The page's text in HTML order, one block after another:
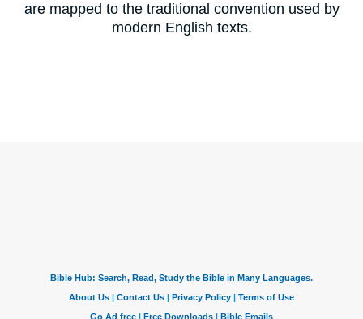
are mapped to the traditional convention used by
modern English texts.